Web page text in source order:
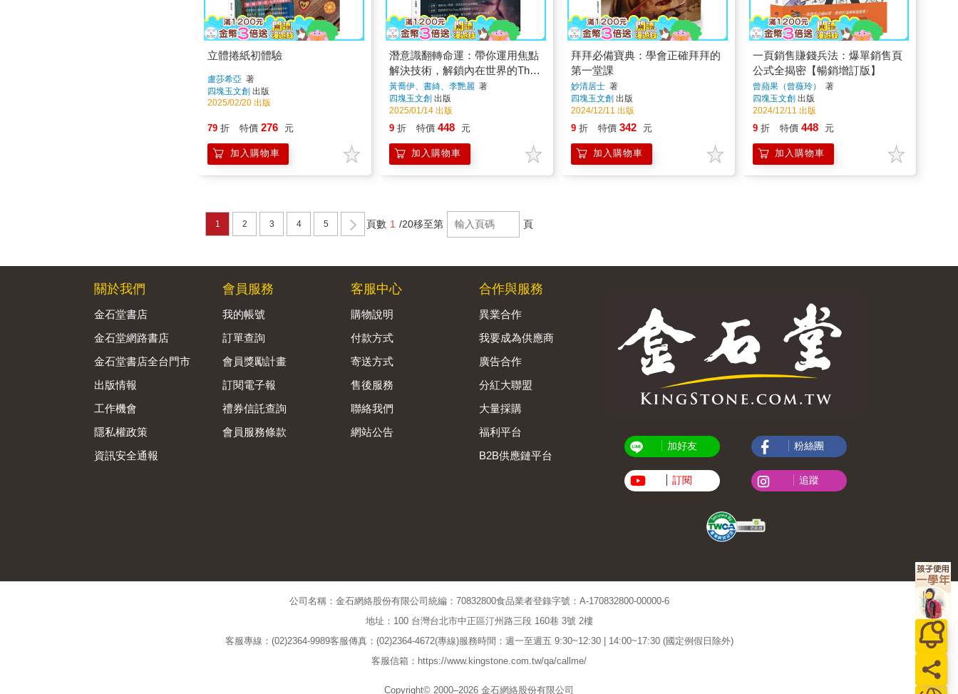
立體捲紙初體驗
盧莎希亞 著
四塊玉文創 出版
2025/02/20 出版
79 折 特價 276 元
加入購物車
潛意識翻轉命運：帶你運用焦點
解決技術，解鎖內在世界的The
Deep潛意識投射卡x玩法
黃喬伊、書綺、李艷麗著
四塊玉文創 出版
2025/01/14 出版
9 折 特價 448 元
加入購物車
拜拜必備寶典：學會正確拜拜的
第一堂課
妙清居士著
四塊玉文創 出版
2024/12/11 出版
9 折 特價 342 元
加入購物車
一頁銷售賺錢兵法：爆單銷售頁
公式全揭密【暢銷增訂版】
曾蘋果（曾薇玲）
著
四塊玉文創 出版
2024/12/11 出版
9 折 特價 448 元
加入購物車
1 2 3 4 5 頁數 1 /20移至第 頁
關於我們
金石堂書店
金石堂網路書店
金石堂書店全台門市
出版情報
工作機會
隱私權政策
資訊安全通報
會員服務
我的帳號
訂單查詢
會員獎勵計畫
訂閱電子報
禮券信託查詢
會員服務條款
客服中心
購物說明
付款方式
寄送方式
售後服務
聯絡我們
網站公告
合作與服務
異業合作
我要成為供應商
廣告合作
分紅大聯盟
大量採購
福利平台
B2B供應鏈平台
加好友
訂閱
粉絲團
追蹤
公司名稱：金石網絡股份有限公司 統編：70832800食品業者登錄字號：A-170832800-00000-6
地址：100 台灣台北市中正區汀州路三段 160巷 3號 2樓
客服專線：(02)2364-9989客服傳真：(02)2364-4672(專線)服務時間：週一至週五 9:30~12:30 | 14:00~17:30 (國定例假日除外)
客服信箱：https://www.kingstone.com.tw/qa/callme/
Copyright© 2000–2026 金石網絡股份有限公司